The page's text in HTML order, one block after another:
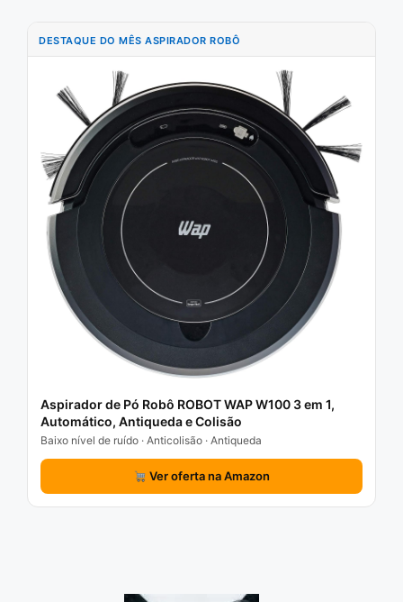
DESTAQUE DO MÊS ASPIRADOR ROBÔ
Aspirador de Pó Robô ROBOT WAP W100 3 em 1,
Automático, Antiqueda e Colisão
Baixo nível de ruído · Anticolisão · Antiqueda
Ver oferta na Amazon